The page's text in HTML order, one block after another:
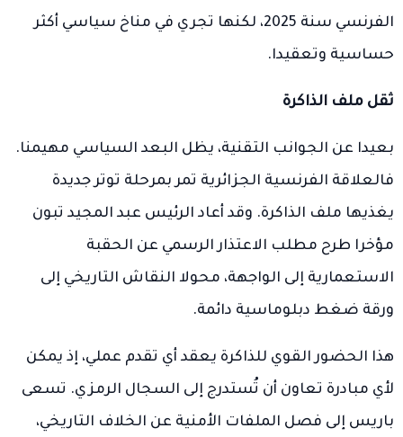
الفرنسي سنة 2025، لكنها تجري في مناخ سياسي أكثر
حساسية وتعقيدا.
ثقل ملف الذاكرة
بعيدا عن الجوانب التقنية، يظل البعد السياسي مهيمنا.
فالعلاقة الفرنسية الجزائرية تمر بمرحلة توتر جديدة
يغذيها ملف الذاكرة. وقد أعاد الرئيس عبد المجيد تبون
مؤخرا طرح مطلب الاعتذار الرسمي عن الحقبة
الاستعمارية إلى الواجهة، محولا النقاش التاريخي إلى
ورقة ضغط دبلوماسية دائمة.
هذا الحضور القوي للذاكرة يعقد أي تقدم عملي، إذ يمكن
لأي مبادرة تعاون أن تُستدرج إلى السجال الرمزي. تسعى
باريس إلى فصل الملفات الأمنية عن الخلاف التاريخي،